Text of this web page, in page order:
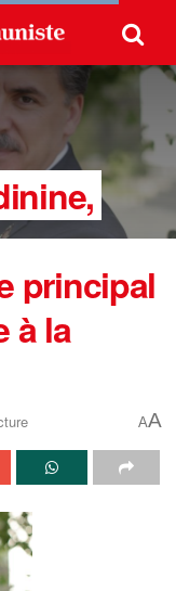
principal
à la
AA